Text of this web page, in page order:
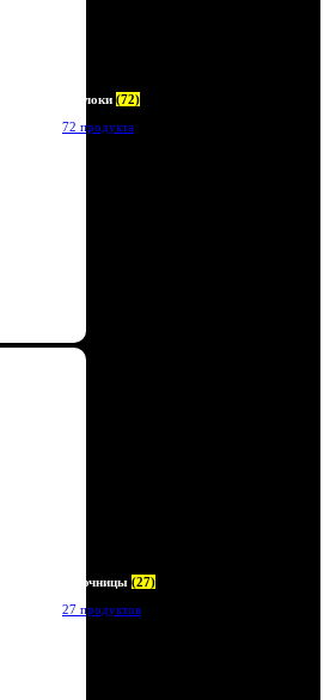
Брелоки (72)
72 продукта
Ключницы (27)
27 продуктов